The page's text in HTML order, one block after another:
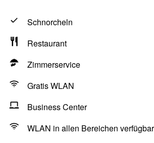
Schnorcheln
Restaurant
Zimmerservice
Gratis WLAN
Business Center
WLAN in allen Bereichen verfügbar